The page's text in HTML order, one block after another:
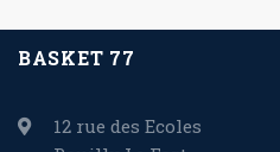
BASKET 77
12 rue des Ecoles